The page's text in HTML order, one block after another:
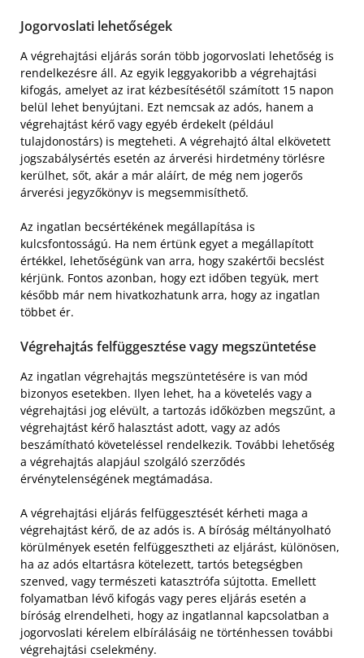
Jogorvoslati lehetőségek
A végrehajtási eljárás során több jogorvoslati lehetőség is
rendelkezésre áll. Az egyik leggyakoribb a végrehajtási
kifogás, amelyet az irat kézbesítésétől számított 15 napon
belül lehet benyújtani. Ezt nemcsak az adós, hanem a
végrehajtást kérő vagy egyéb érdekelt (például
tulajdonostárs) is megteheti. A végrehajtó által elkövetett
jogszabálysértés esetén az árverési hirdetmény törlésre
kerülhet, sőt, akár a már aláírt, de még nem jogerős
árverési jegyzőkönyv is megsemmisíthető.
Az ingatlan becsértékének megállapítása is
kulcsfontosságú. Ha nem értünk egyet a megállapított
értékkel, lehetőségünk van arra, hogy szakértői becslést
kérjünk. Fontos azonban, hogy ezt időben tegyük, mert
később már nem hivatkozhatunk arra, hogy az ingatlan
többet ér.
Végrehajtás felfüggesztése vagy megszüntetése
Az ingatlan végrehajtás megszüntetésére is van mód
bizonyos esetekben. Ilyen lehet, ha a követelés vagy a
végrehajtási jog elévült, a tartozás időközben megszűnt, a
végrehajtást kérő halasztást adott, vagy az adós
beszámítható követeléssel rendelkezik. További lehetőség
a végrehajtás alapjául szolgáló szerződés
érvénytelenségének megtámadása.
A végrehajtási eljárás felfüggesztését kérheti maga a
végrehajtást kérő, de az adós is. A bíróság méltányolható
körülmények esetén felfüggesztheti az eljárást, különösen,
ha az adós eltartásra kötelezett, tartós betegségben
szenved, vagy természeti katasztrófa sújtotta. Emellett
folyamatban lévő kifogás vagy peres eljárás esetén a
bíróság elrendelheti, hogy az ingatlannal kapcsolatban a
jogorvoslati kérelem elbírálásáig ne történhessen további
végrehajtási cselekmény.